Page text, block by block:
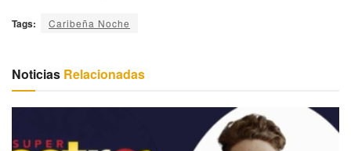
Tags: Caribeña Noche
Noticias Relacionadas